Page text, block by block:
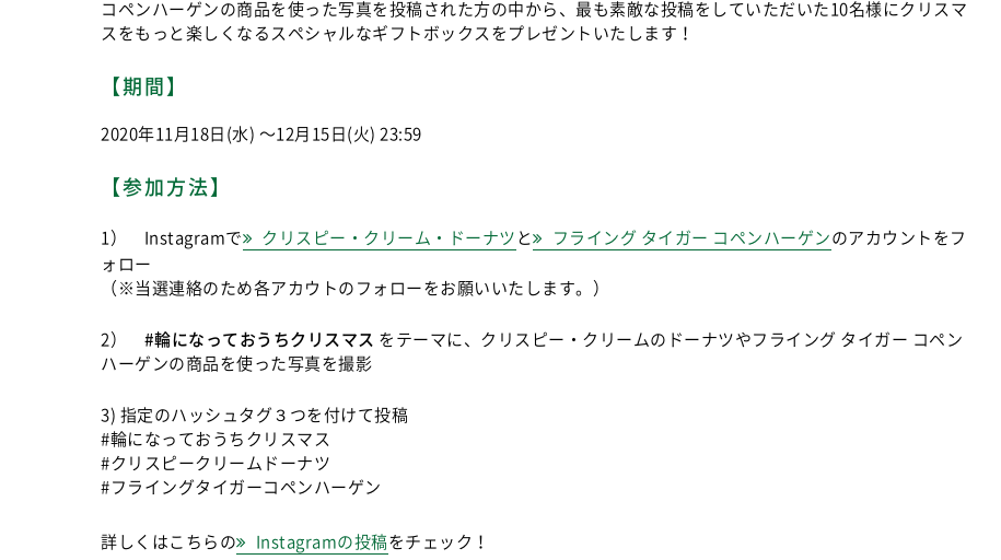
コペンハーゲンの商品を使った写真を投稿された方の中から、最も素敵な投稿をしていただいた10名様にクリスマ
スをもっと楽しくなるスペシャルなギフトボックスをプレゼントいたします！
【期間】
2020年11月18日(水) 〜12月15日(火) 23:59
【参加方法】
1） Instagramで クリスピー・クリーム・ドーナツ と フライング タイガー コペンハーゲン のアカウントをフ
ォロー
（※当選連絡のため各アカウトのフォローをお願いいたします。）
2） #輪になっておうちクリスマス をテーマに、クリスピー・クリームのドーナツやフライング タイガー コペン
ハーゲンの商品を使った写真を撮影
3) 指定のハッシュタグ３つを付けて投稿
#輪になっておうちクリスマス
#クリスピークリームドーナツ
#フライングタイガーコペンハーゲン
詳しくはこちらの Instagramの投稿 をチェック！